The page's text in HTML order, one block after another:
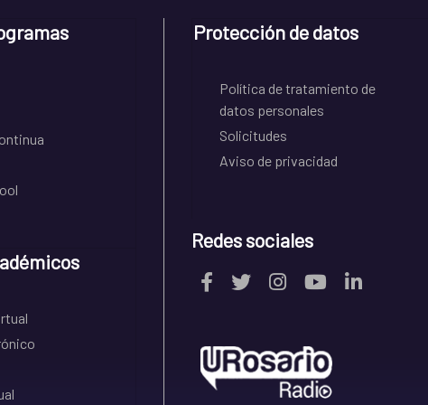
Protección de datos
Política de tratamiento de
datos personales
Solicitudes
Aviso de privacidad
Redes sociales